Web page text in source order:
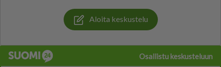
Aloita keskustelu
Osallistu keskusteluun